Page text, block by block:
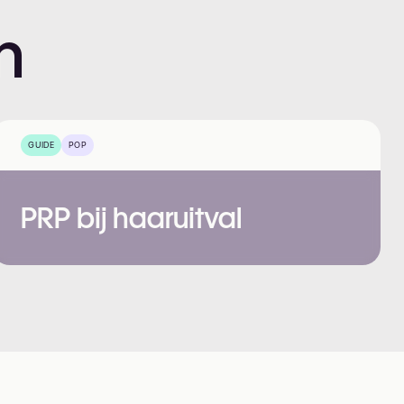
GUIDE POP
PRP bij haaruitval